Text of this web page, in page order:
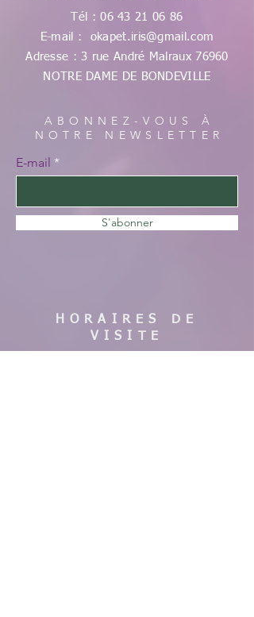
Tél :06 43 21 06 86
E-mail : okapet.iris@gmail.com
Adresse : 3 rue André Malraux 76960
NOTRE DAME DE BONDEVILLE
ABONNEZ-VOUS À
NOTRE NEWSLETTER
E-mail
S'abonner
HORAIRES DE
VISITE